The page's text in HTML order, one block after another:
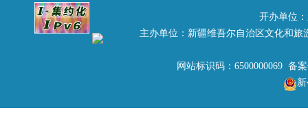
出以下拟表彰单位和人
一、 实训基地3家:
1.西域旅游开发有限公司
2.新疆尊茂银都酒店
开办单位
主办单位：新疆维吾尔自治区文化和
网站标识码：6500000069 备